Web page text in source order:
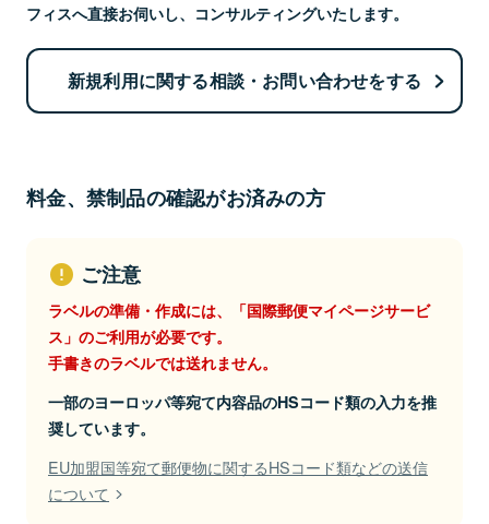
フィスへ直接お伺いし、コンサルティングいたします。
新規利用に関する相談・お問い合わせをする
料金、禁制品の確認がお済みの方
ご注意
ラベルの準備・作成には、「国際郵便マイページサービ
ス」のご利用が必要です。
手書きのラベルでは送れません。
一部のヨーロッパ等宛て内容品のHSコード類の入力を推
奨しています。
EU加盟国等宛て郵便物に関するHSコード類などの送信
について